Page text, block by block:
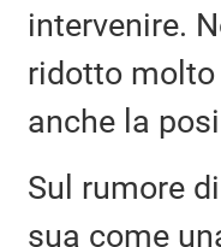
intervenire.
ridotto
anche la
Sul rumore
sua come